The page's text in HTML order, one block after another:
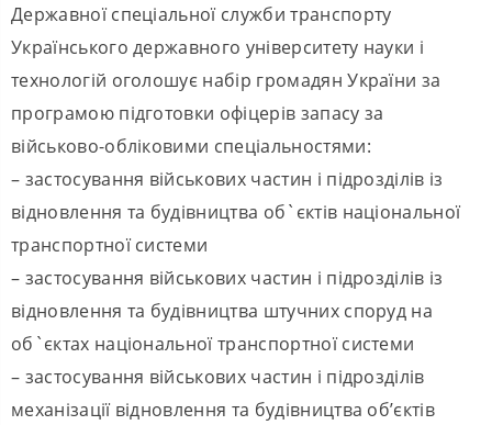
Державної спеціальної служби транспорту
Українського державного університету науки і
технологій оголошує набір громадян України за
програмою підготовки офіцерів запасу за
військово-обліковими спеціальностями:
– застосування військових частин і підрозділів із
відновлення та будівництва об`єктів національної
транспортної системи
– застосування військових частин і підрозділів із
відновлення та будівництва штучних споруд на
об`єктах національної транспортної системи
– застосування військових частин і підрозділів
механізації відновлення та будівництва об’єктів